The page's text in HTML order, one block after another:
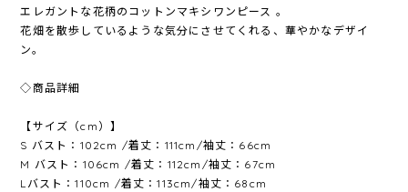
エレガントな花柄のコットンマキシワンピース 。
花畑を散歩しているような気分にさせてくれる、華やかなデザイ
ン。
◇商品詳細
【サイズ（cm）】
S バスト：102cm /着丈：111cm/袖丈：66cm
M バスト：106cm /着丈：112cm/袖丈：67cm
Lバスト：110cm /着丈：113cm/袖丈：68cm